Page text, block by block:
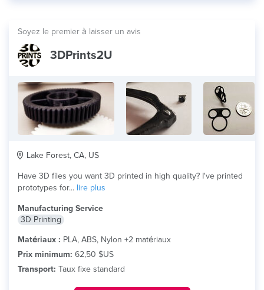
Soyez le premier à laisser un avis
3DPrints2U
Lake Forest, CA, US
Have 3D files you want 3D printed in high quality? I've printed
prototypes for... lire plus
Manufacturing Service
3D Printing
Matériaux : PLA, ABS, Nylon +2 matériaux
Prix minimum: 62,50 $US
Transport: Taux fixe standard